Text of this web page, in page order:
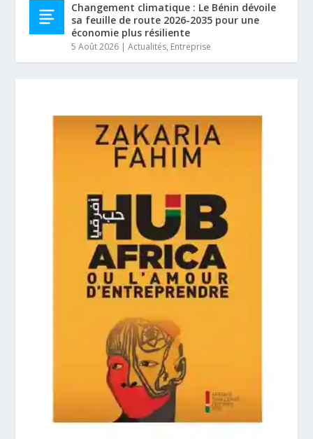
Changement climatique : Le Bénin dévoile
sa feuille de route 2026-2035 pour une
économie plus résiliente
5 Août 2026 |Actualités, Entreprise